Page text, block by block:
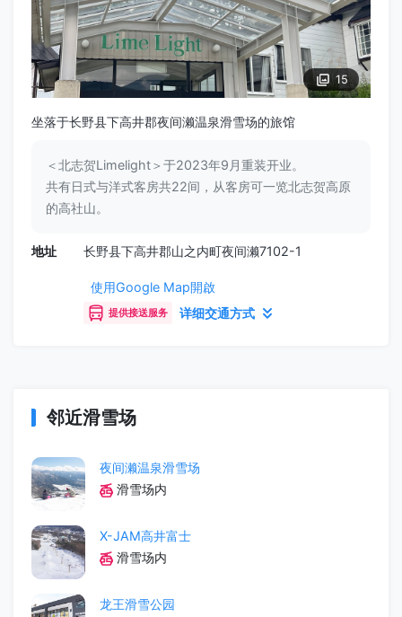
15
坐落于长野县下高井郡夜间濑温泉滑雪场的旅馆
＜北志贺Limelight＞于2023年9月重装开业。
共有日式与洋式客房共22间，从客房可一览北志贺高原
的高社山。
地址 长野县下高井郡山之内町夜间濑7102-1
使用Google Map開啟
提供接送服务 详细交通方式
邻近滑雪场
夜间濑温泉滑雪场
滑雪场内
X-JAM高井富士
滑雪场内
龙王滑雪公园